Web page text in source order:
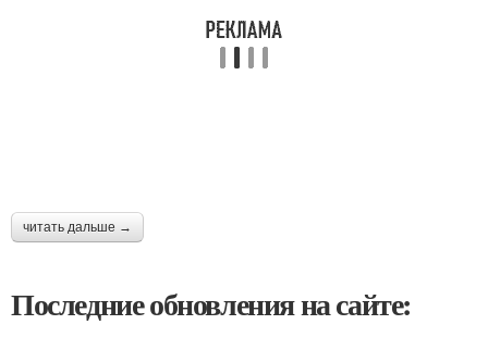
читать дальше →
Последние обновления на сайте: